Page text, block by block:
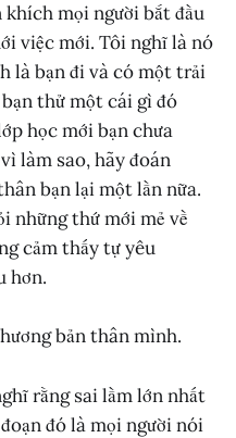
mọi người bắt đầu
việc mới. Tôi nghĩ là nó
là bạn đi và có một trải
thử một cái gì đó
học mới bạn chưa
làm sao, hãy đoán
bạn lại một lần nữa.
những thứ mới mẻ về
cảm thấy tự yêu
hơn.
bản thân mình.
rằng sai lầm lớn nhất
đó là mọi người nói